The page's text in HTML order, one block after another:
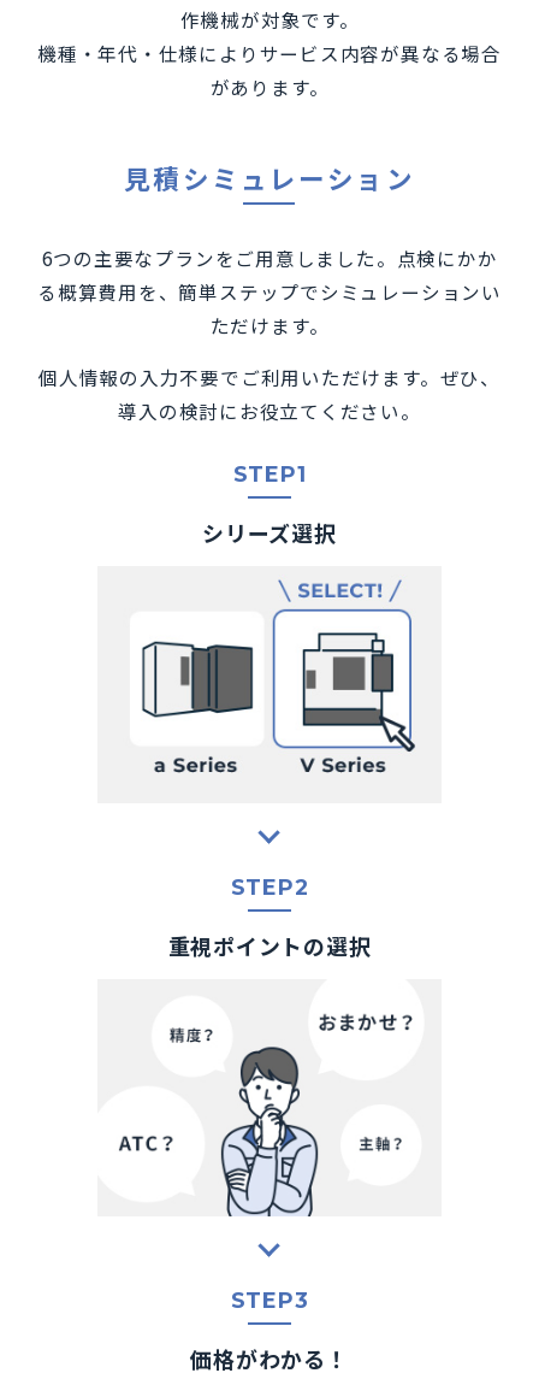
作機械が対象です。
機種・年代・仕様によりサービス内容が異なる場合
があります。
見積シミュレーション
6つの主要なプランをご用意しました。点検にかか
る概算費用を、簡単ステップでシミュレーションい
ただけます。
個人情報の入力不要でご利用いただけます。ぜひ、
導入の検討にお役立てください。
STEP1
シリーズ選択
STEP2
重視ポイントの選択
STEP3
価格がわかる！